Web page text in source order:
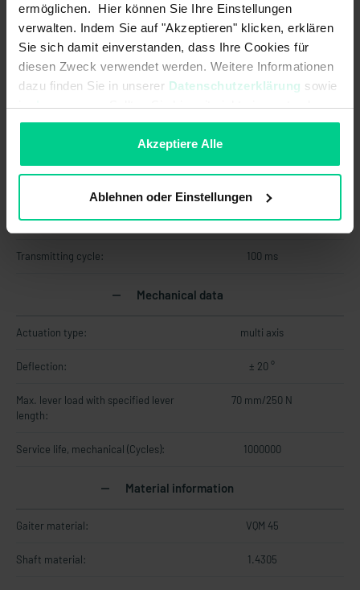
ermöglichen. Hier können Sie Ihre Einstellungen
verwalten. Indem Sie auf "Akzeptieren" klicken, erklären
Sie sich damit einverstanden, dass Ihre Cookies für
diesen Zweck verwendet werden. Weitere Informationen
dazu finden Sie in unserer Datenschutzerklärung sowie
imImpressum. Sollten Sie hiermit nicht einverstanden
sein, können Sie die Verwendung von Cookies hier
Akzeptiere Alle
Ablehnen oder Einstellungen
Output signal min.: -
Polarity reversal protection:
Protocol: J1939
Short-circuit resistance to GND:
Technology: Hall
Transmitting cycle: 100 ms
Mechanical data
Actuation type: multi axis
Deflection: ± 20 °
Max. lever load with specified lever
length:
70 mm/250 N
Service life, mechanical (Cycles): 1000000
Material information
Gaiter material: VQM 45
Shaft material: 1.4305